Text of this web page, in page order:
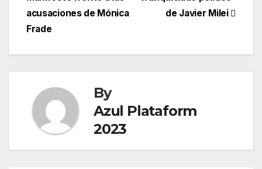
de Javier Milei
acusaciones de Mónica
Frade
By
Azul Plataform
2023